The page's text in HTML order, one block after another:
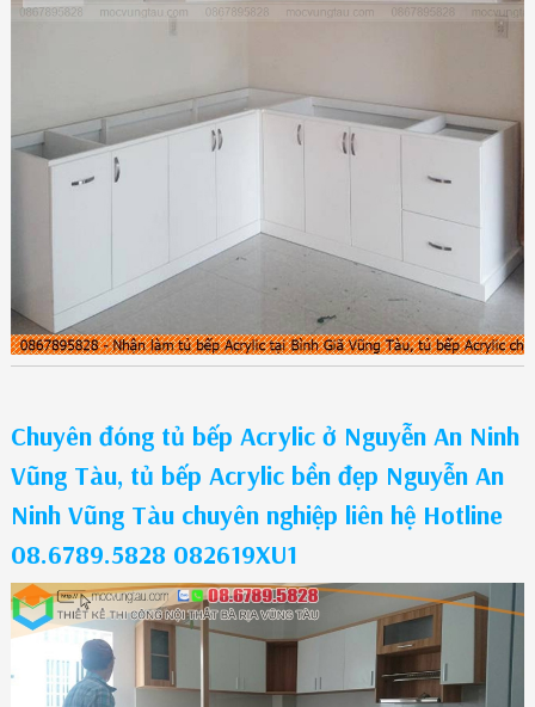
Chuyên đóng tủ bếp Acrylic ở Nguyễn An Ninh
Vũng Tàu, tủ bếp Acrylic bền đẹp Nguyễn An
Ninh Vũng Tàu chuyên nghiệp liên hệ Hotline
08.6789.5828 082619XU1